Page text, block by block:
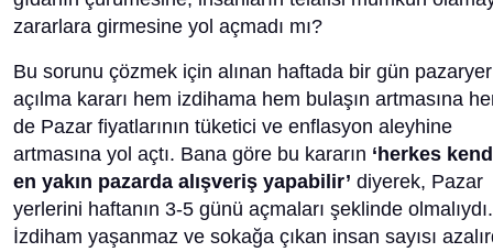
zararlara girmesine yol açmadı mı?
Bu sorunu çözmek için alınan haftada bir gün
açılma kararı hem izdihama hem bulaşın artmasına
de Pazar fiyatlarının tüketici ve enflasyon aleyhine
artmasına yol açtı. Bana göre bu kararın ‘herkes
en yakın pazarda alışveriş yapabilir’ diyerek, Pazar
yerlerini haftanın 3-5 günü açmaları şeklinde olmalıydı.
İzdiham yaşanmaz ve sokağa çıkan insan sayısı